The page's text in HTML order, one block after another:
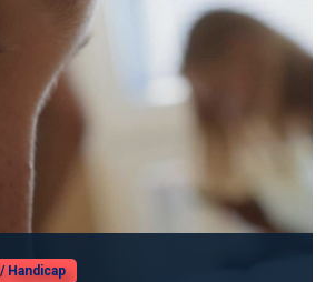
Handicap